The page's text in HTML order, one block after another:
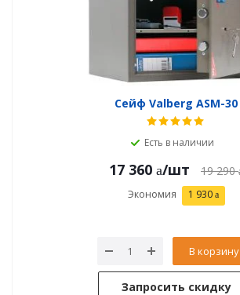
Сейф Valberg ASM-30
Есть в наличии
17 360 /шт 19 290
Экономия 1 930
В корзину
Запросить скидку